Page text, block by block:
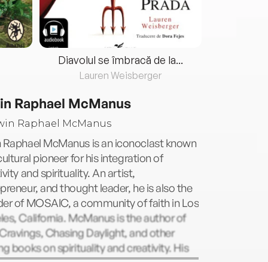
Diavolul se îmbracă de la...
Lauren Weisberger
Raphael McManus
Raphael McManus is an iconoclast known
pioneer for his integration of
and spirituality. An artist,
and thought leader, he is also the
of MOSAIC, a community of faith in Los
California. McManus is the author of
Chasing Daylight, and other
books on spirituality and creativity. His